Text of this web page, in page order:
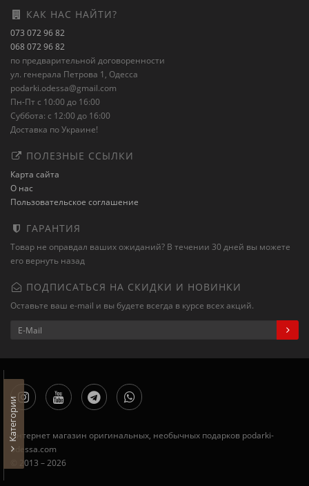
КАК НАС НАЙТИ?
073 072 96 82
068 072 96 82
по предварительной договоренности
ул. генерала Петрова 1, Одесса
podarki.odessa@gmail.com
Пн-Пт с 10:00 до 16:00
Суббота: с 12:00 до 16:00
Доставка по Украине!
ПОЛЕЗНЫЕ ССЫЛКИ
Карта сайта
О нас
Пользовательское соглашение
ГАРАНТИЯ
Товар не оправдал ваших ожиданий? В течении 30 дней вы можете
его вернуть назад
ПОДПИСАТЬСЯ НА СКИДКИ И НОВИНКИ
Оставьте ваш e-mail и вы будете всегда в курсе всех акций.
Интернет магазин оригинальных, необычных подарков podarki-
odessa.com
© 2013 – 2026
Категории